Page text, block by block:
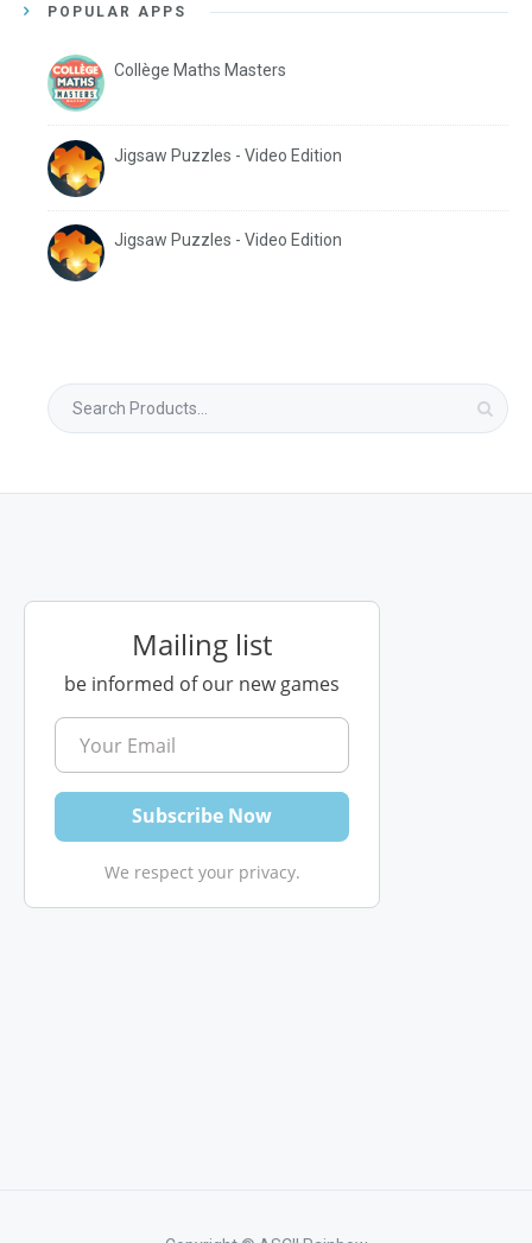
POPULAR APPS
Collège Maths Masters
Jigsaw Puzzles - Video Edition
Jigsaw Puzzles - Video Edition
Mailing list
be informed of our new games
We respect your privacy.